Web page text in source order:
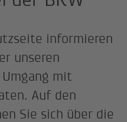
informieren
unseren
mit
Auf den
Sie sich über die